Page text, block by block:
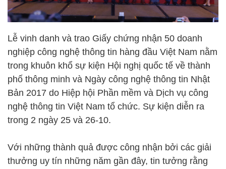
Lễ vinh danh và trao Giấy chứng nhận 50 doanh
nghiệp công nghệ thông tin hàng đầu Việt Nam nằm
trong khuôn khổ sự kiện Hội nghị quốc tế về thành
phố thông minh và Ngày công nghệ thông tin Nhật
Bản 2017 do Hiệp hội Phần mềm và Dịch vụ công
nghệ thông tin Việt Nam tổ chức. Sự kiện diễn ra
trong 2 ngày 25 và 26-10.
Với những thành quả được công nhận bởi các giải
thưởng uy tín những năm gần đây, tin tưởng rằng